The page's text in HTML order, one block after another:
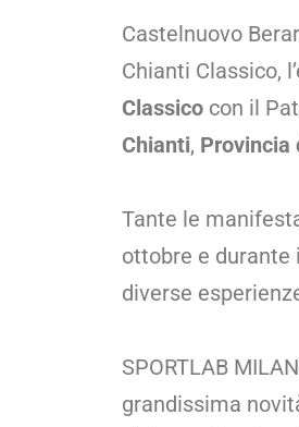
Castelnuovo
Chianti Classico,
Classico con il
Chianti, Provincia
Tante le
ottobre e
diverse
SPORTLAB
grandissima